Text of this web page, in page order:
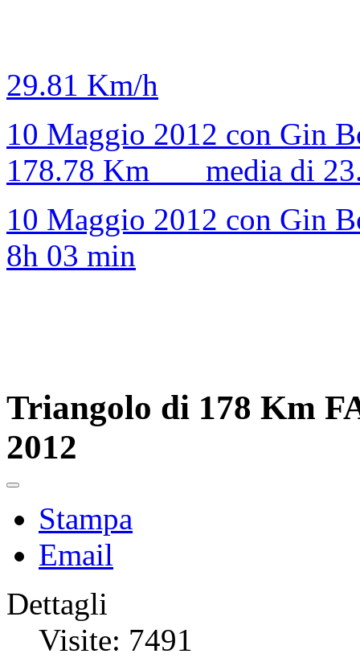
29.81 Km/h
10 Maggio 2012 con Gin
178.78 Km media di
10 Maggio 2012 con
8h 03 min
Triangolo di 178 Km
2012
Stampa
Email
Dettagli
Visite: 7491